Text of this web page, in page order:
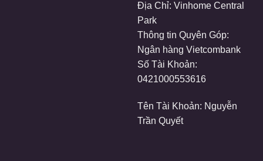
Địa Chỉ: Vinhome Central
Park
Thông tin Quyên Góp:
Ngân hàng Vietcombank
Số Tài Khoản:
0421000553616
Tên Tài Khoản: Nguyễn
Trần Quyết